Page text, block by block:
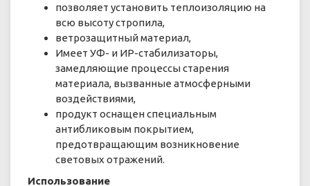
позволяет установить теплоизоляцию на
всю высоту стропила,
ветрозащитный материал,
Имеет УФ- и ИР-стабилизаторы,
замедляющие процессы старения
материала, вызванные атмосферными
воздействиями,
продукт оснащен специальным
антибликовым покрытием,
предотвращающим возникновение
световых отражений.
Использование